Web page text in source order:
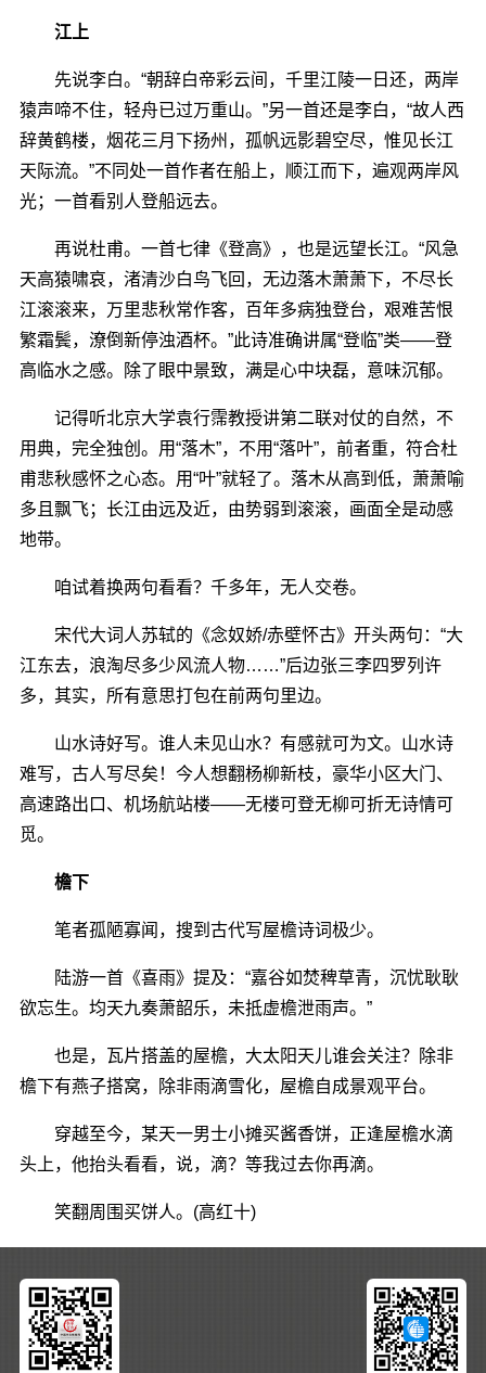
江上
先说李白。“朝辞白帝彩云间，千里江陵一日还，两岸
猿声啼不住，轻舟已过万重山。”另一首还是李白，“故人西
辞黄鹤楼，烟花三月下扬州，孤帆远影碧空尽，惟见长江
天际流。”不同处一首作者在船上，顺江而下，遍观两岸风
光；一首看别人登船远去。
再说杜甫。一首七律《登高》，也是远望长江。“风急
天高猿啸哀，渚清沙白鸟飞回，无边落木萧萧下，不尽长
江滚滚来，万里悲秋常作客，百年多病独登台，艰难苦恨
繁霜鬓，潦倒新停浊酒杯。”此诗准确讲属“登临”类――登
高临水之感。除了眼中景致，满是心中块磊，意味沉郁。
记得听北京大学袁行霈教授讲第二联对仗的自然，不
用典，完全独创。用“落木”，不用“落叶”，前者重，符合杜
甫悲秋感怀之心态。用“叶”就轻了。落木从高到低，萧萧喻
多且飘飞；长江由远及近，由势弱到滚滚，画面全是动感
地带。
咱试着换两句看看？千多年，无人交卷。
宋代大词人苏轼的《念奴娇/赤壁怀古》开头两句：“大
江东去，浪淘尽多少风流人物……”后边张三李四罗列许
多，其实，所有意思打包在前两句里边。
山水诗好写。谁人未见山水？有感就可为文。山水诗
难写，古人写尽矣！今人想翻杨柳新枝，豪华小区大门、
高速路出口、机场航站楼――无楼可登无柳可折无诗情可
觅。
檐下
笔者孤陋寡闻，搜到古代写屋檐诗词极少。
陆游一首《喜雨》提及：“嘉谷如焚稗草青，沉忧耿耿
欲忘生。均天九奏萧韶乐，未抵虚檐泄雨声。”
也是，瓦片搭盖的屋檐，大太阳天儿谁会关注？除非
檐下有燕子搭窝，除非雨滴雪化，屋檐自成景观平台。
穿越至今，某天一男士小摊买酱香饼，正逢屋檐水滴
头上，他抬头看看，说，滴？等我过去你再滴。
笑翻周围买饼人。(高红十)